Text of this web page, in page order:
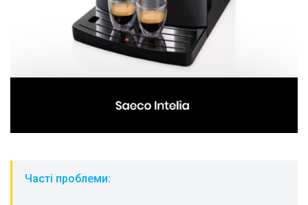
Часті проблеми: